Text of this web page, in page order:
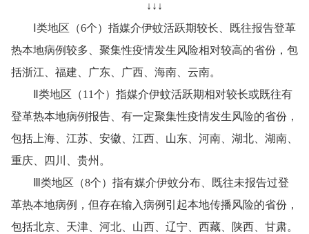
↓↓↓
Ⅰ类地区（6个）指媒介伊蚊活跃期较长、既往报告登革
热本地病例较多、聚集性疫情发生风险相对较高的省份，包
括浙江、福建、广东、广西、海南、云南。
Ⅱ类地区（11个）指媒介伊蚊活跃期相对较长或既往有
登革热本地病例报告、有一定聚集性疫情发生风险的省份，
包括上海、江苏、安徽、江西、山东、河南、湖北、湖南、
重庆、四川、贵州。
Ⅲ类地区（8个）指有媒介伊蚊分布、既往未报告过登
革热本地病例，但存在输入病例引起本地传播风险的省份，
包括北京、天津、河北、山西、辽宁、西藏、陕西、甘肃。